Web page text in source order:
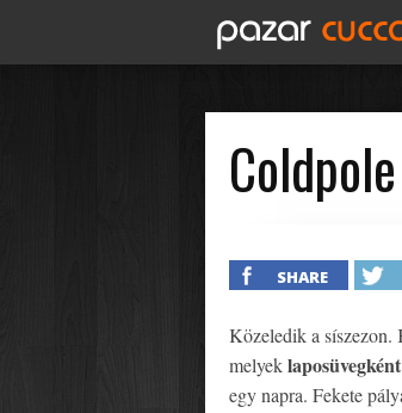
SHARE
Közeledik a síszezon.
melyeklaposüvegként
egy napra. Fekete